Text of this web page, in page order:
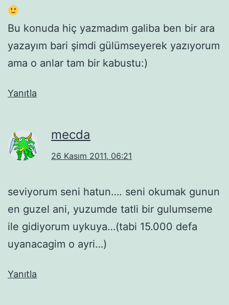
Bu konuda hiç yazmadım galiba ben bir ara
yazayım bari şimdi gülümseyerek yazıyorum
ama o anlar tam bir kabustu:)
Yanıtla
mecda
26 Kasım 2011, 06:21
seviyorum seni hatun…. seni okumak gunun
en guzel ani, yuzumde tatli bir gulumseme
ile gidiyorum uykuya…(tabi 15.000 defa
uyanacagim o ayri…)
Yanıtla